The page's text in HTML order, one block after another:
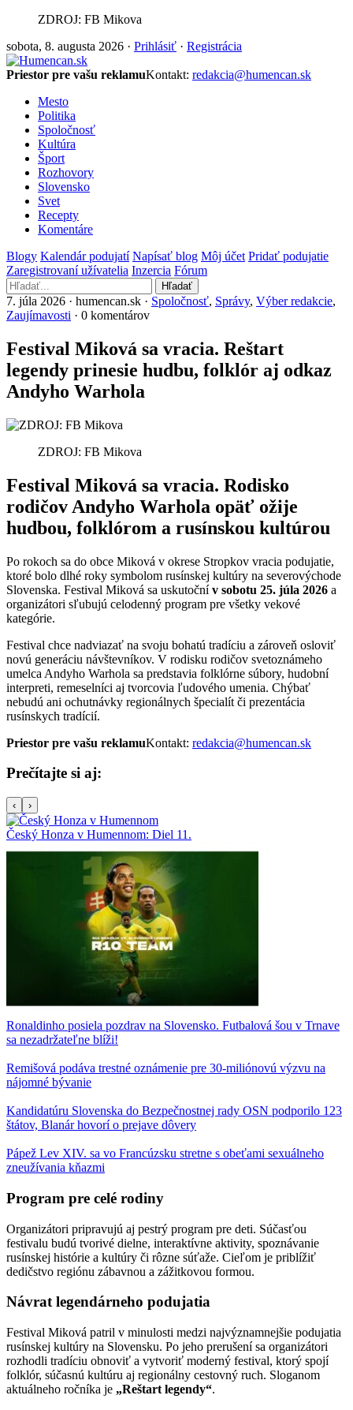
ZDROJ: FB Mikova
sobota, 8. augusta 2026 · Prihlásiť · Registrácia
Priestor pre vašu reklamuKontakt: redakcia@humencan.sk
Mesto
Politika
Spoločnosť
Kultúra
Šport
Rozhovory
Slovensko
Svet
Recepty
Komentáre
Blogy Kalendár podujatí Napísať blog Môj účet Pridať podujatie
Zaregistrovaní užívatelia Inzercia Fórum
Hľadať
7. júla 2026 · humencan.sk · Spoločnosť, Správy, Výber redakcie,
Zaujímavosti · 0 komentárov
Festival Miková sa vracia. Reštart
legendy prinesie hudbu, folklór aj odkaz
Andyho Warhola
ZDROJ: FB Mikova
Festival Miková sa vracia. Rodisko
rodičov Andyho Warhola opäť ožije
hudbou, folklórom a rusínskou kultúrou
Po rokoch sa do obce Miková v okrese Stropkov vracia podujatie,
ktoré bolo dlhé roky symbolom rusínskej kultúry na severovýchode
Slovenska. Festival Miková sa uskutočnív sobotu 25. júla 2026 a
organizátori sľubujú celodenný program pre všetky vekové
kategórie.
Festival chce nadviazať na svoju bohatú tradíciu a zároveň osloviť
novú generáciu návštevníkov. V rodisku rodičov svetoznámeho
umelca Andyho Warhola sa predstavia folklórne súbory, hudobní
interpreti, remeselníci aj tvorcovia ľudového umenia. Chýbať
nebudú ani ochutnávky regionálnych špecialít či prezentácia
rusínskych tradícií.
Priestor pre vašu reklamuKontakt: redakcia@humencan.sk
Prečítajte si aj:
‹ ›
Český Honza v Humennom: Diel 11.
Ronaldinho posiela pozdrav na Slovensko. Futbalová šou v Trnave
sa nezadržateľne blíži!
Remišová podáva trestné oznámenie pre 30-miliónovú výzvu na
nájomné bývanie
Kandidatúru Slovenska do Bezpečnostnej rady OSN podporilo 123
štátov, Blanár hovorí o prejave dôvery
Pápež Lev XIV. sa vo Francúzsku stretne s obeťami sexuálneho
zneužívania kňazmi
Program pre celé rodiny
Organizátori pripravujú aj pestrý program pre deti. Súčasťou
festivalu budú tvorivé dielne, interaktívne aktivity, spoznávanie
rusínskej histórie a kultúry či rôzne súťaže. Cieľom je priblížiť
dedičstvo regiónu zábavnou a zážitkovou formou.
Návrat legendárneho podujatia
Festival Miková patril v minulosti medzi najvýznamnejšie podujatia
rusínskej kultúry na Slovensku. Po jeho prerušení sa organizátori
rozhodli tradíciu obnoviť a vytvoriť moderný festival, ktorý spojí
folklór, súčasnú kultúru aj regionálny cestovný ruch. Sloganom
aktuálneho ročníka je „Reštart legendy“.